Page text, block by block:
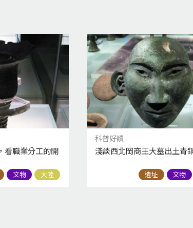
看職業分工的開
文物 大陸
科普好讀
淺談西北岡商王大墓出土青
遺址 文物